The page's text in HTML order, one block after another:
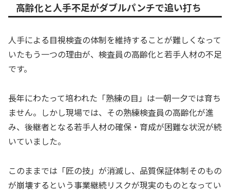
高齢化と人手不足がダブルパンチで追い打ち
人手による目視検査の体制を維持することが難しくなって
いたもう一つの理由が、検査員の高齢化と若手人材の不足
です。
長年にわたって培われた「熟練の目」は一朝一夕では育ち
ません。しかし現場では、その熟練検査員の高齢化が進
み、後継者となる若手人材の確保・育成が困難な状況が続
いていました。
このままでは「匠の技」が消滅し、品質保証体制そのもの
が崩壊するという事業継続リスクが現実のものとなってい